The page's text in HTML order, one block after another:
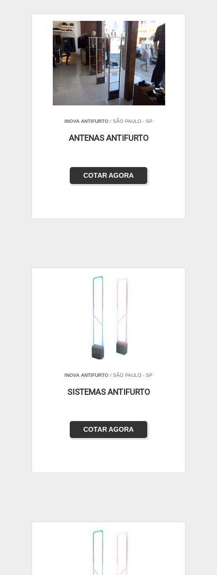
INOVA ANTIFURTO / SÃO PAULO - SP
ANTENAS ANTIFURTO
COTAR AGORA
INOVA ANTIFURTO / SÃO PAULO - SP
SISTEMAS ANTIFURTO
COTAR AGORA